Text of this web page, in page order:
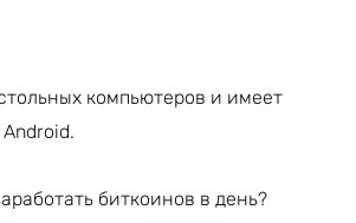
компьютеров и имеет
биткоинов в день?